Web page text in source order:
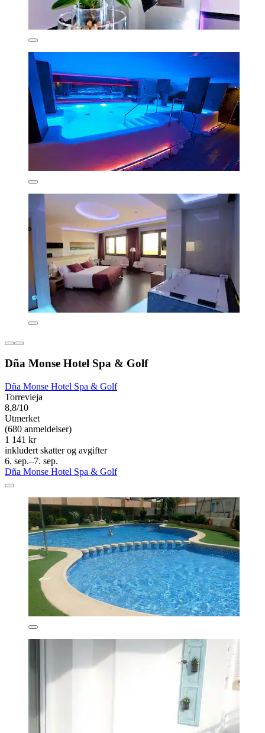
Dña Monse Hotel Spa & Golf
Dña Monse Hotel Spa & Golf
Torrevieja
8,8/10
Utmerket
(680 anmeldelser)
1 141 kr
inkludert skatter og avgifter
6. sep.–7. sep.
Dña Monse Hotel Spa & Golf